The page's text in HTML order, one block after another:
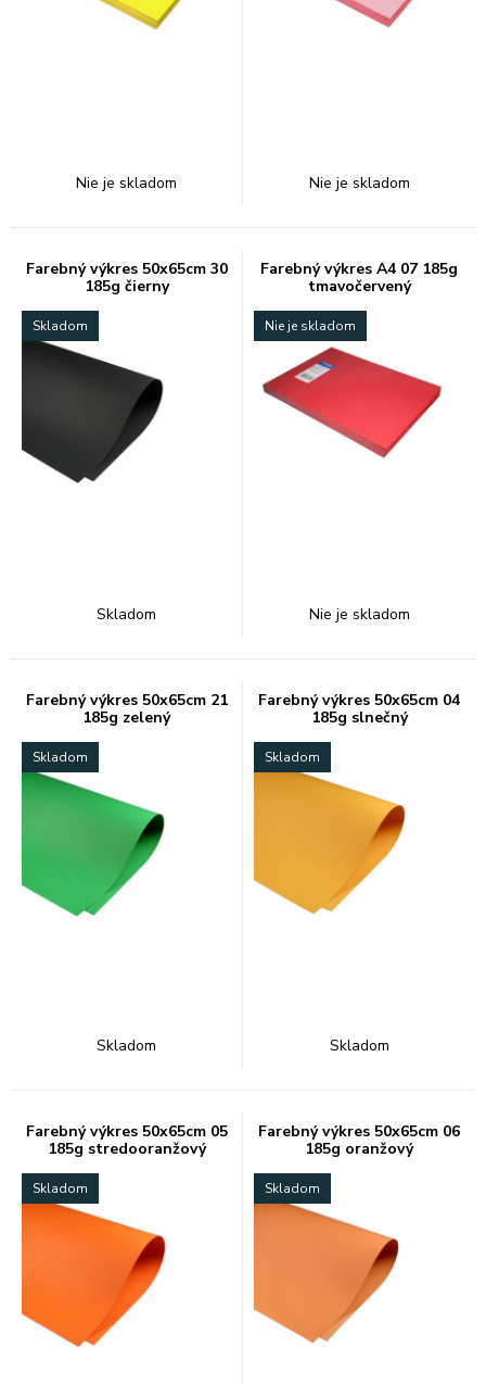
Nie je skladom Nie je skladom
Farebný výkres 50x65cm 30
185g čierny
Skladom
Skladom
Farebný výkres A4 07 185g
tmavočervený
Nie je skladom
Nie je skladom
Farebný výkres 50x65cm 21
185g zelený
Skladom
Skladom
Farebný výkres 50x65cm 04
185g slnečný
Skladom
Skladom
Farebný výkres 50x65cm 05
185g stredooranžový
Skladom
Farebný výkres 50x65cm 06
185g oranžový
Skladom